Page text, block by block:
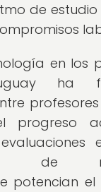
de estudio
en los
ha
progreso
de
potencian el